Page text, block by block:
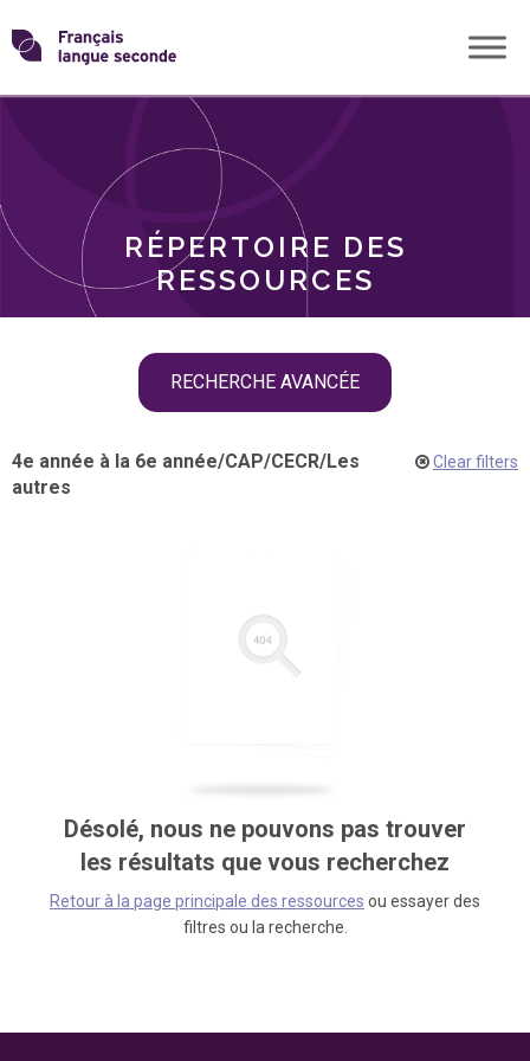
Skip
toTransformons
langue
RÉPERTOIRE DES
RESSOURCES
RECHERCHE AVANCÉE
THÈMES
4e année à la 6e année/CAP/CECR/Les
autres
Clear filters
Désolé, nous ne pouvons pas trouver
les résultats que vous recherchez
Retour à la page principale des ressources ou essayer des
filtres ou la recherche.